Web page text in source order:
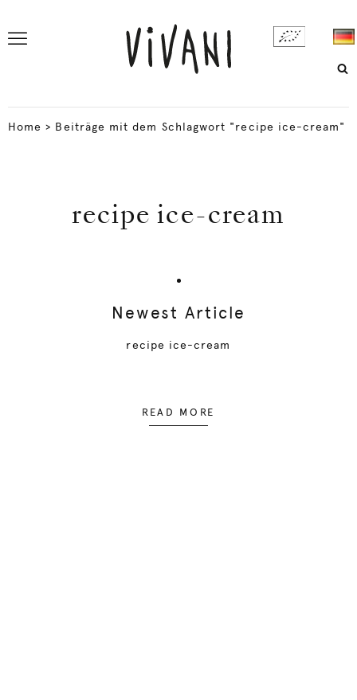
Home > Beiträge mit dem Schlagwort "recipe ice-cream"
recipe ice-cream
Newest Article
recipe ice-cream
READ MORE